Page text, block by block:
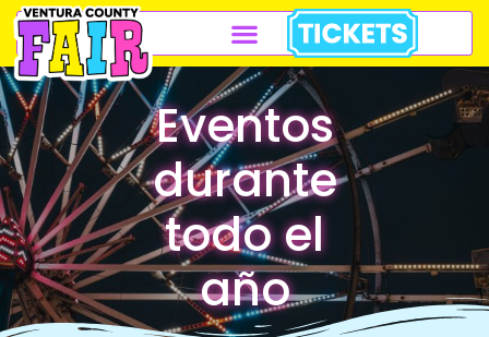
Eventos
durante
todo el
año